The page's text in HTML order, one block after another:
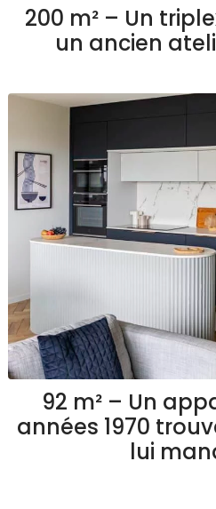
200 m² – Un
un ancien
92 m² – Un
années 1970
lui